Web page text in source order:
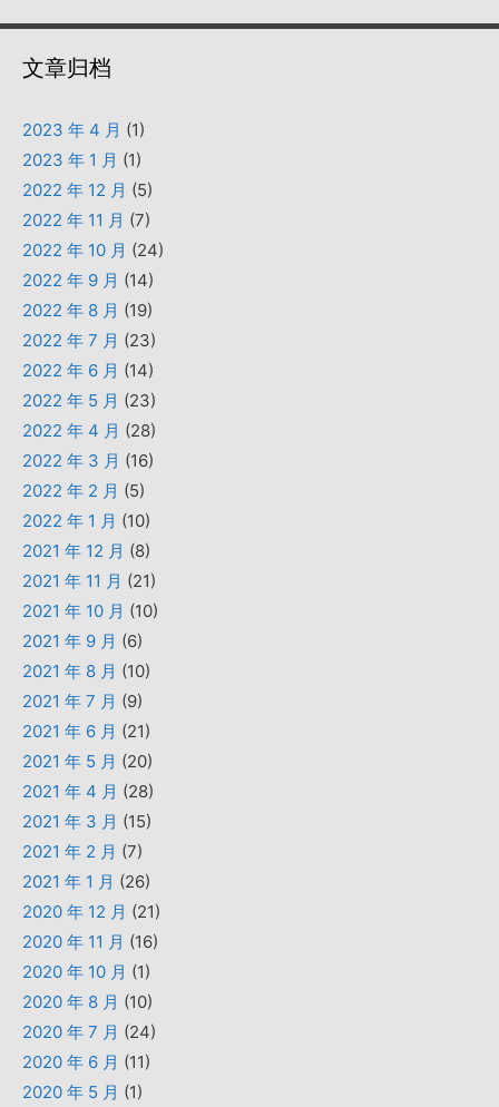
文章归档
2023 年 4 月 (1)
2023 年 1 月 (1)
2022 年 12 月 (5)
2022 年 11 月 (7)
2022 年 10 月 (24)
2022 年 9 月 (14)
2022 年 8 月 (19)
2022 年 7 月 (23)
2022 年 6 月 (14)
2022 年 5 月 (23)
2022 年 4 月 (28)
2022 年 3 月 (16)
2022 年 2 月 (5)
2022 年 1 月 (10)
2021 年 12 月 (8)
2021 年 11 月 (21)
2021 年 10 月 (10)
2021 年 9 月 (6)
2021 年 8 月 (10)
2021 年 7 月 (9)
2021 年 6 月 (21)
2021 年 5 月 (20)
2021 年 4 月 (28)
2021 年 3 月 (15)
2021 年 2 月 (7)
2021 年 1 月 (26)
2020 年 12 月 (21)
2020 年 11 月 (16)
2020 年 10 月 (1)
2020 年 8 月 (10)
2020 年 7 月 (24)
2020 年 6 月 (11)
2020 年 5 月 (1)